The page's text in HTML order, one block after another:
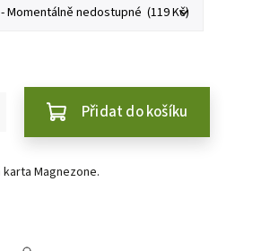
Přidat do košíku
Magnezone.